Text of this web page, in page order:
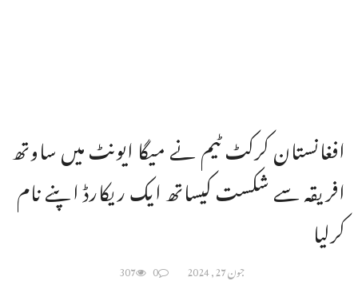
افغانستان کرکٹ ٹیم نے میگا ایونٹ میں ساوتھ
افریقہ سے شکست کیساتھ ایک ریکارڈ اپنے نام
کرلیا
جون 27, 2024 0
307